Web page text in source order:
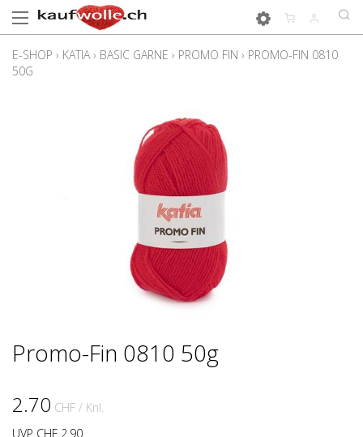
E-SHOP › KATIA › BASIC GARNE › PROMO FIN › PROMO-FIN 0810
50G
Promo-Fin 0810 50g
2.70 CHF / Knl.
UVP CHF 2.90